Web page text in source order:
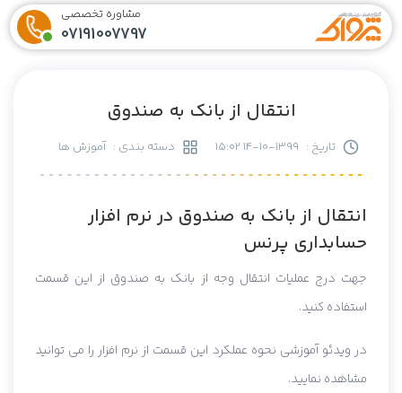
مشاوره تخصصی
07191007797
انتقال از بانک به صندوق
تاریخ : 1399-10-14 15:02 دسته بندی : آموزش ها
انتقال از بانک به صندوق در نرم افزار
حسابداری پرنس
جهت درج عملیات انتقال وجه از بانک به صندوق از این قسمت
استفاده کنید.
در ویدئو آموزشی نحوه عملکرد این قسمت از نرم افزار را می توانید
مشاهده نمایید.